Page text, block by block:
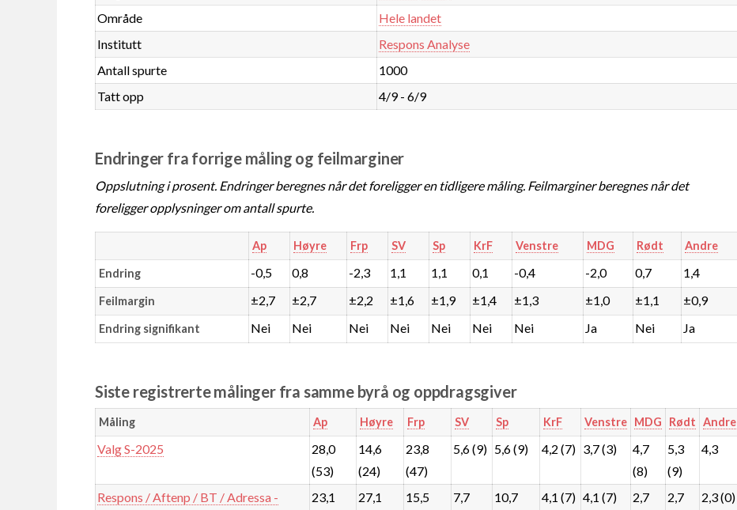
Område
Hele landet
Institutt
Respons Analyse
Antall spurte
1000
Tatt opp
4/9 - 6/9
Endringer fra forrige måling og feilmarginer
Oppslutning i prosent. Endringer beregnes når det foreligger en tidligere måling. Feilmarginer beregnes når det
foreligger opplysninger om antall spurte.
Ap Høyre Frp SV Sp KrF Venstre MDG Rødt Andre
Endring -0,5 0,8 -2,3 1,1 1,1 0,1 -0,4 -2,0 0,7 1,4
Feilmargin ±2,7 ±2,7 ±2,2 ±1,6 ±1,9 ±1,4 ±1,3 ±1,0 ±1,1 ±0,9
Endring signifikant Nei Nei Nei Nei Nei Nei Nei Ja Nei Ja
Siste registrerte målinger fra samme byrå og oppdragsgiver
Måling Ap Høyre Frp SV Sp KrF Venstre MDG Rødt Andre
Valg S-2025
28,0
(53)
14,6
(24)
23,8
(47)
5,6 (9) 5,6 (9) 4,2 (7) 3,7 (3)
4,7
(8)
5,3
(9)
4,3
Respons / Aftenp / BT / Adressa -
23,1
27,1
15,5
7,7
10,7
4,1 (7) 4,1 (7)
2,7
2,7
2,3 (0)